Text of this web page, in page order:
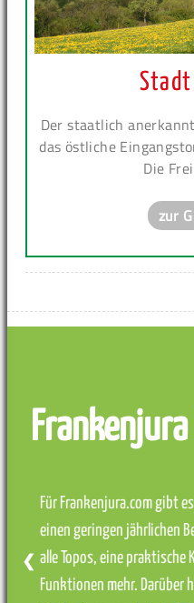
Der staatlich
das östliche
Die
zur
Für Frankenjura.com gibt
einen geringen jährlichen
alle Topos, eine praktische
Funktionen mehr.
❮